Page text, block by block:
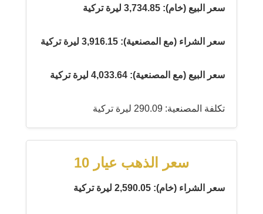
سعر البيع (خام): 3,734.85 ليرة تركية
سعر الشراء (مع المصنعية): 3,916.15 ليرة تركية
سعر البيع (مع المصنعية): 4,033.64 ليرة تركية
تكلفة المصنعية: 290.09 ليرة تركية
سعر الذهب عيار 10
سعر الشراء (خام): 2,590.05 ليرة تركية